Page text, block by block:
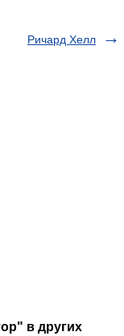
Ричард Хелл
в других